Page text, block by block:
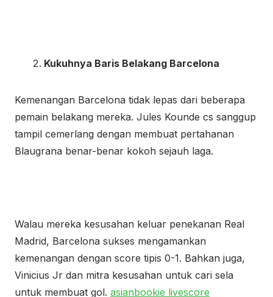
Kukuhnya Baris Belakang Barcelona
Kemenangan Barcelona tidak lepas dari beberapa
pemain belakang mereka. Jules Kounde cs sanggup
tampil cemerlang dengan membuat pertahanan
Blaugrana benar-benar kokoh sejauh laga.
Walau mereka kesusahan keluar penekanan Real
Madrid, Barcelona sukses mengamankan
kemenangan dengan score tipis 0-1. Bahkan juga,
Vinicius Jr dan mitra kesusahan untuk cari sela
untuk membuat gol. asianbookie livescore